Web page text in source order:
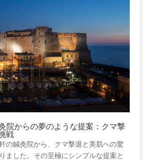
院からの夢のような提案：クマ撃
戦
の鍼灸院から、クマ撃退と美肌への驚
ました。その至極にシンプルな提案と